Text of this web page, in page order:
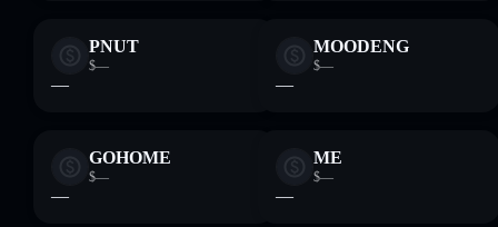
PNUT
$—
—
MOODENG
$—
—
GOHOME
$—
—
ME
$—
—